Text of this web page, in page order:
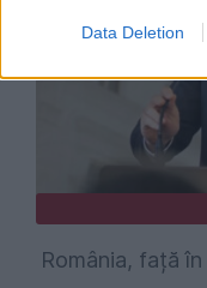
Data Deletion
România, față